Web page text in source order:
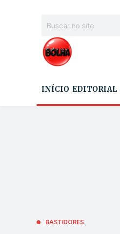
INÍCIO EDITORIAL
BASTIDORES